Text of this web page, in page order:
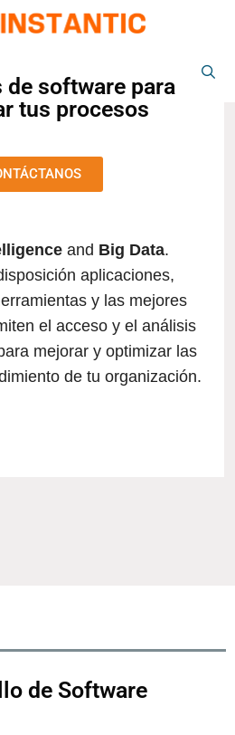
de software para
tus procesos
and Big Data.
aplicaciones,
y las mejores
el acceso y el análisis
mejorar y optimizar las
de tu organización.
de Software